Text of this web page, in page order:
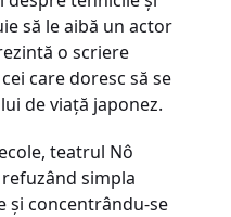
să le aibă un actor
o scriere
care doresc să se
de viaţă japonez.
teatrul Nô
simpla
şi concentrându-se